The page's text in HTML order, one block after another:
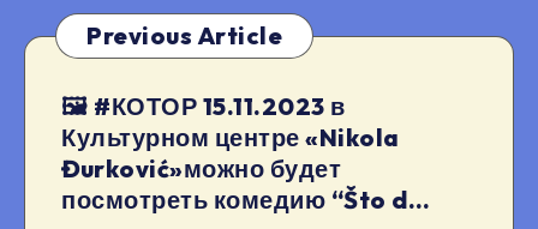
Previous Article
🖼 #КОТОР 15.11.2023 в
Культурном центре «Nikola
Đurković»можно будет
посмотреть комедию “Što d…